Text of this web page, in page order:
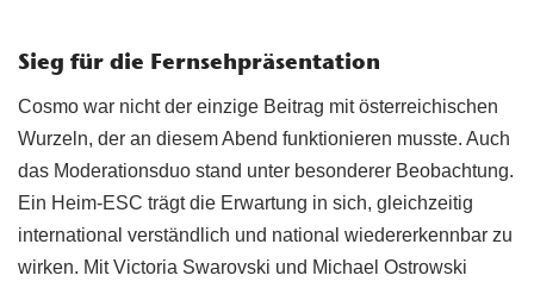
Sieg für die Fernsehpräsentation
Cosmo war nicht der einzige Beitrag mit österreichischen
Wurzeln, der an diesem Abend funktionieren musste. Auch
das Moderationsduo stand unter besonderer Beobachtung.
Ein Heim-ESC trägt die Erwartung in sich, gleichzeitig
international verständlich und national wiedererkennbar zu
wirken. Mit Victoria Swarovski und Michael Ostrowski